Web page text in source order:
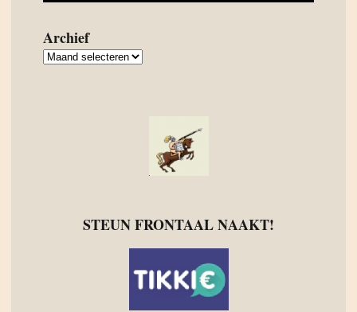
Archief
Archief
STEUN FRONTAAL NAAKT!